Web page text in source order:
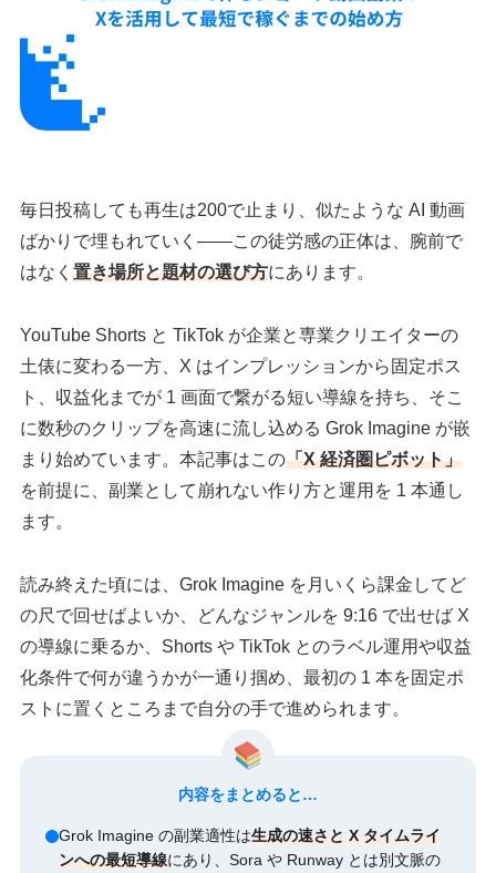
毎日投稿しても再生は200で止まり、似たような AI 動画
ばかりで埋もれていく――この徒労感の正体は、腕前で
はなく置き場所と題材の選び方にあります。
YouTube Shorts と TikTok が企業と専業クリエイターの
土俵に変わる一方、X はインプレッションから固定ポス
ト、収益化までが 1 画面で繋がる短い導線を持ち、そこ
に数秒のクリップを高速に流し込める Grok Imagine が嵌
まり始めています。本記事はこの「X 経済圏ピボット」
を前提に、副業として崩れない作り方と運用を 1 本通し
ます。
読み終えた頃には、Grok Imagine を月いくら課金してど
の尺で回せばよいか、どんなジャンルを 9:16 で出せば X
の導線に乗るか、Shorts や TikTok とのラベル運用や収益
化条件で何が違うかが一通り掴め、最初の 1 本を固定ポ
ストに置くところまで自分の手で進められます。
内容をまとめると…
Grok Imagine の副業適性は生成の速さと X タイムライ
ンへの最短導線にあり、Sora や Runway とは別文脈の